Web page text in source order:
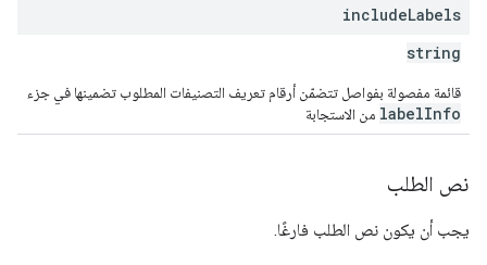
includeLabels
string
قائمة مفصولة بفواصل تتضمّن أرقام تعريف التصنيفات المطلوب تضمينها في جزء
labelInfo من الاستجابة
نص الطلب
يجب أن يكون نص الطلب فارغًا.